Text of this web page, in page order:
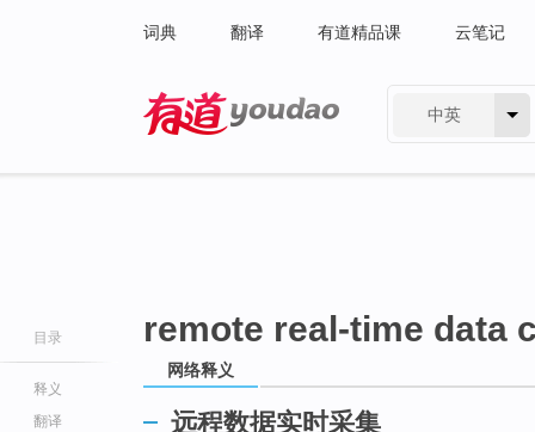
词典 翻译 有道精品课 云笔记
中英
目录
释义
翻译
remote real-time data
网络释义
远程数据实时采集